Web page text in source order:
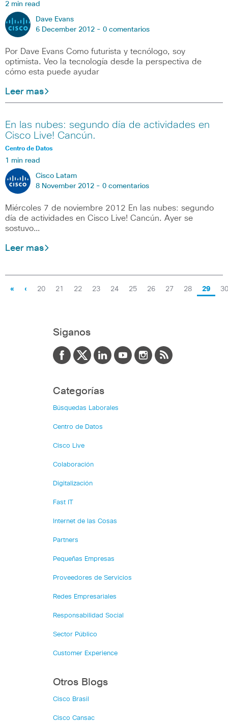
2 min read
Dave Evans
6 December 2012 - 0 comentarios
Por Dave Evans Como futurista y tecnólogo, soy
optimista. Veo la tecnología desde la perspectiva de
cómo esta puede ayudar
Leer mas
En las nubes: segundo día de actividades en
Cisco Live! Cancún.
Centro de Datos
1 min read
Cisco Latam
8 November 2012 - 0 comentarios
Miércoles 7 de noviembre 2012 En las nubes: segundo
día de actividades en Cisco Live! Cancún. Ayer se
sostuvo…
Leer mas
« ‹ 20 21 22 23 24 25 26 27 28 29 30
Siganos
Categorías
Búsquedas Laborales
Centro de Datos
Cisco Live
Colaboración
Digitalización
Fast IT
Internet de las Cosas
Partners
Pequeñas Empresas
Proveedores de Servicios
Redes Empresariales
Responsabilidad Social
Sector Público
Customer Experience
Otros Blogs
Cisco Brasil
Cisco Cansac